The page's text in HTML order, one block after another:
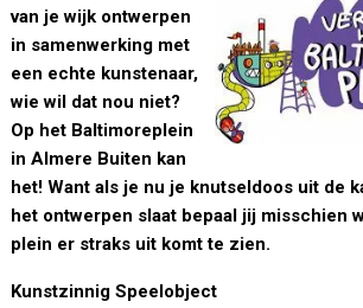
van je wijk ontwerpen
in samenwerking met
een echte kunstenaar,
wie wil dat nou niet?
Op het Baltimoreplein
in Almere Buiten kan
het! Want als je nu je knutseldoos uit de
het ontwerpen slaat bepaal jij misschien
plein er straks uit komt te zien.
Kunstzinnig Speelobject